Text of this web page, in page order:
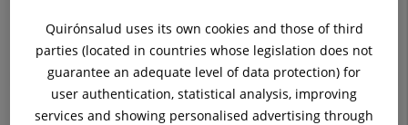
Descripció Equip Mèdic Instal·lacions
Quirónsalud uses its own cookies and those of third
parties (located in countries whose legislation does not
guarantee an adequate level of data protection) for
user authentication, statistical analysis, improving
services and showing personalised advertising through